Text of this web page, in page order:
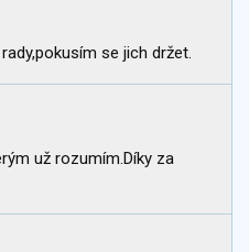
se jich držet.
už rozumím.Díky za